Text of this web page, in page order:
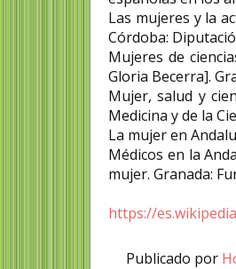
Las mujeres y la
Córdoba:
Mujeres de
Gloria Becerra].
Mujer, salud y
Medicina y de la
La mujer en
Médicos en la
mujer. Granada:
https://
Publicado por